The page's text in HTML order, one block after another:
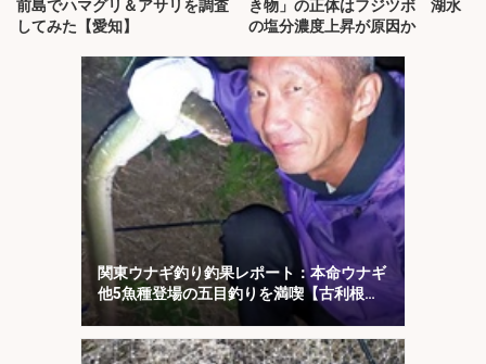
前島でハマグリ＆アサリを調査
してみた【愛知】
き物」の正体はフジツボ 湖水
の塩分濃度上昇が原因か
関東ウナギ釣り釣果レポート：本命ウナギ
他5魚種登場の五目釣りを満喫【古利根
川・埼玉】